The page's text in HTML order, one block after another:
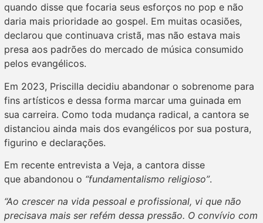
quando disse que focaria seus esforços no pop e não
daria mais prioridade ao gospel. Em muitas ocasiões,
declarou que continuava cristã, mas não estava mais
presa aos padrões do mercado de música consumido
pelos evangélicos.
Em 2023, Priscilla decidiu abandonar o sobrenome para
fins artísticos e dessa forma marcar uma guinada em
sua carreira. Como toda mudança radical, a cantora se
distanciou ainda mais dos evangélicos por sua postura,
figurino e declarações.
Em recente entrevista a Veja, a cantora disse
que abandonou o “fundamentalismo religioso”.
“Ao crescer na vida pessoal e profissional, vi que não
precisava mais ser refém dessa pressão. O convívio com